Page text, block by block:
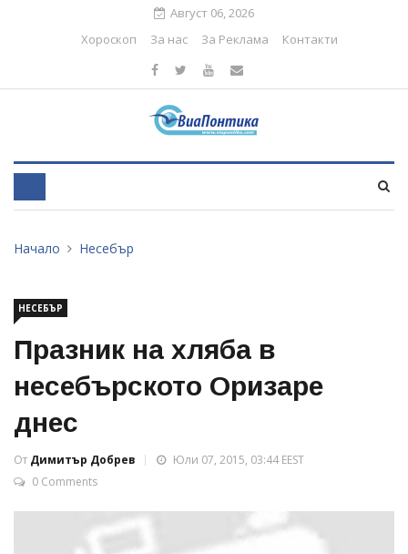
Август 06, 2026
Хороскоп
За нас За Реклама Контакти
Начало Несебър
НЕСЕБЪР
Празник на хляба в
несебърското Оризаре
днес
От Димитър Добрев
Юли 07, 2015, 03:44 EEST
0 Comments